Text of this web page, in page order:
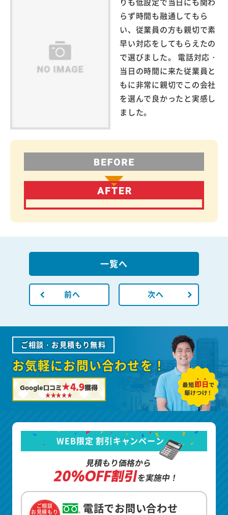
らず時間も融通してもら
い、従業員の方も親切で素
早い対応をしてもらえたの
で選びました。 電話対応・
当日の時間に来た従業員と
もに非常に親切でこの会社
を選んで良かったと実感し
ました。
前へ
一覧へ
次へ
ご相談・お見積もり無料
お気軽にお問い合わせを！
Google口コミ★4.9獲得
WEB限定 割引キャンペーン
見積もり価格から
20%OFF割引を実施中！
ご相談
お見積もり
電話でお問い合わせ